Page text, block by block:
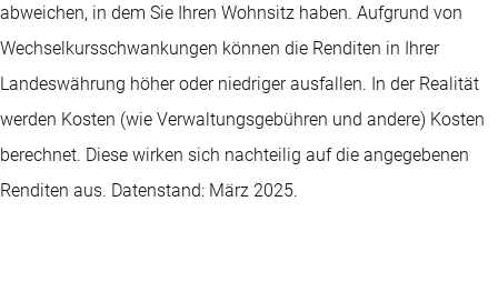
abweichen, in dem Sie Ihren Wohnsitz haben. Aufgrund von
Wechselkursschwankungen können die Renditen in Ihrer
Landeswährung höher oder niedriger ausfallen. In der Realität
werden Kosten (wie Verwaltungsgebühren und andere) Kosten
berechnet. Diese wirken sich nachteilig auf die angegebenen
Renditen aus. Datenstand: März 2025.